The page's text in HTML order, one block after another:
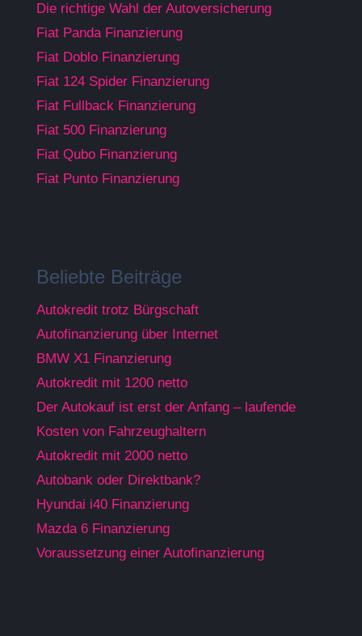
Die richtige Wahl der Autoversicherung
Fiat Panda Finanzierung
Fiat Doblo Finanzierung
Fiat 124 Spider Finanzierung
Fiat Fullback Finanzierung
Fiat 500 Finanzierung
Fiat Qubo Finanzierung
Fiat Punto Finanzierung
Beliebte Beiträge
Autokredit trotz Bürgschaft
Autofinanzierung über Internet
BMW X1 Finanzierung
Autokredit mit 1200 netto
Der Autokauf ist erst der Anfang – laufende
Kosten von Fahrzeughaltern
Autokredit mit 2000 netto
Autobank oder Direktbank?
Hyundai i40 Finanzierung
Mazda 6 Finanzierung
Voraussetzung einer Autofinanzierung